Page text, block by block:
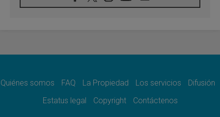
Presentada la Trienal de Arte de las
espacio público
Lanzan un proyecto de empoderamiento
Quiénes somos FAQ La Propiedad Los servicios
Difusión
Estatus legal
Copyright Contáctenos